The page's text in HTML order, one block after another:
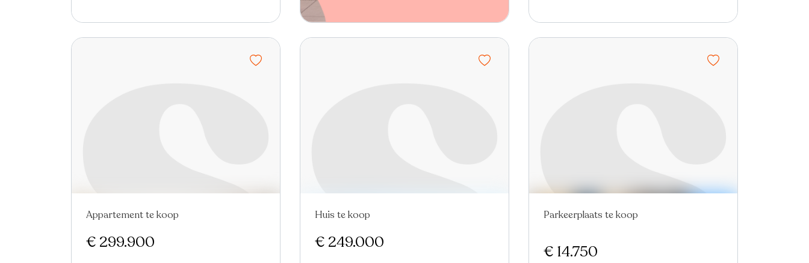
Nieuw Virtual tour
Appartement te koop
€ 299.900
Nieuw
Huis te koop
€ 249.000
Nieuw
Parkeerplaats te koop
€ 14.750